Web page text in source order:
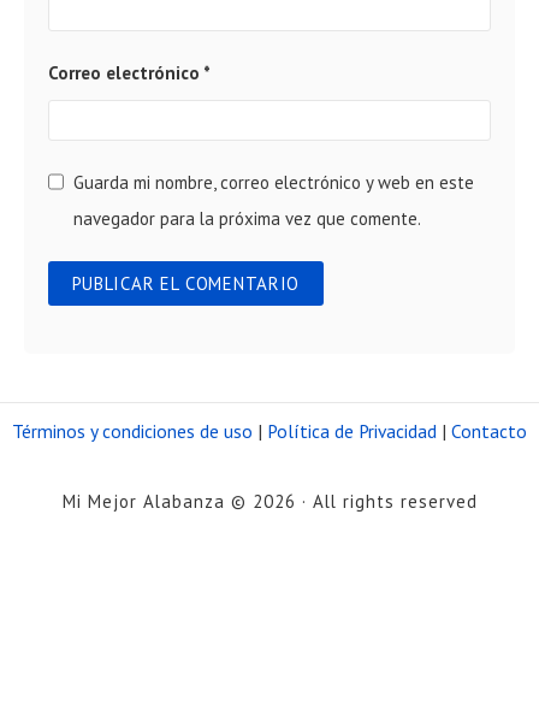
Correo electrónico *
Guarda mi nombre, correo electrónico y web en este
navegador para la próxima vez que comente.
Términos y condiciones de uso | Política de Privacidad | Contacto
Mi Mejor Alabanza © 2026 · All rights reserved